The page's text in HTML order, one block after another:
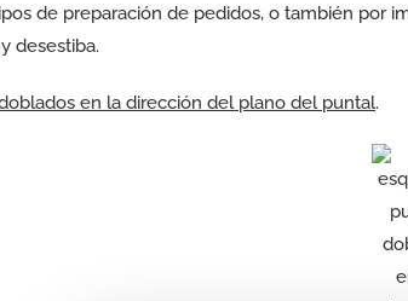
de preparación de pedidos, o también por
desestiba.
en la dirección del plano del puntal.